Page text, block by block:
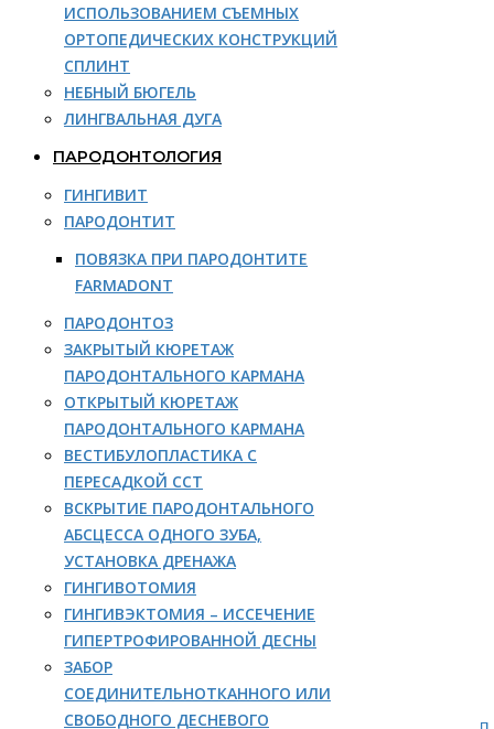
ИСПОЛЬЗОВАНИЕМ СЪЕМНЫХ
ОРТОПЕДИЧЕСКИХ КОНСТРУКЦИЙ
СПЛИНТ
НЕБНЫЙ БЮГЕЛЬ
ЛИНГВАЛЬНАЯ ДУГА
ПАРОДОНТОЛОГИЯ
ГИНГИВИТ
ПАРОДОНТИТ
ПОВЯЗКА ПРИ ПАРОДОНТИТЕ
FARMADONT
ПАРОДОНТОЗ
ЗАКРЫТЫЙ КЮРЕТАЖ
ПАРОДОНТАЛЬНОГО КАРМАНА
ОТКРЫТЫЙ КЮРЕТАЖ
ПАРОДОНТАЛЬНОГО КАРМАНА
ВЕСТИБУЛОПЛАСТИКА С
ПЕРЕСАДКОЙ ССТ
ВСКРЫТИЕ ПАРОДОНТАЛЬНОГО
АБСЦЕССА ОДНОГО ЗУБА,
УСТАНОВКА ДРЕНАЖА
ГИНГИВОТОМИЯ
ГИНГИВЭКТОМИЯ – ИССЕЧЕНИЕ
ГИПЕРТРОФИРОВАННОЙ ДЕСНЫ
ЗАБОР
СОЕДИНИТЕЛЬНОТКАННОГО ИЛИ
СВОБОДНОГО ДЕСНЕВОГО